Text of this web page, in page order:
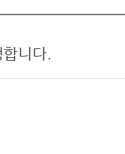
니다.